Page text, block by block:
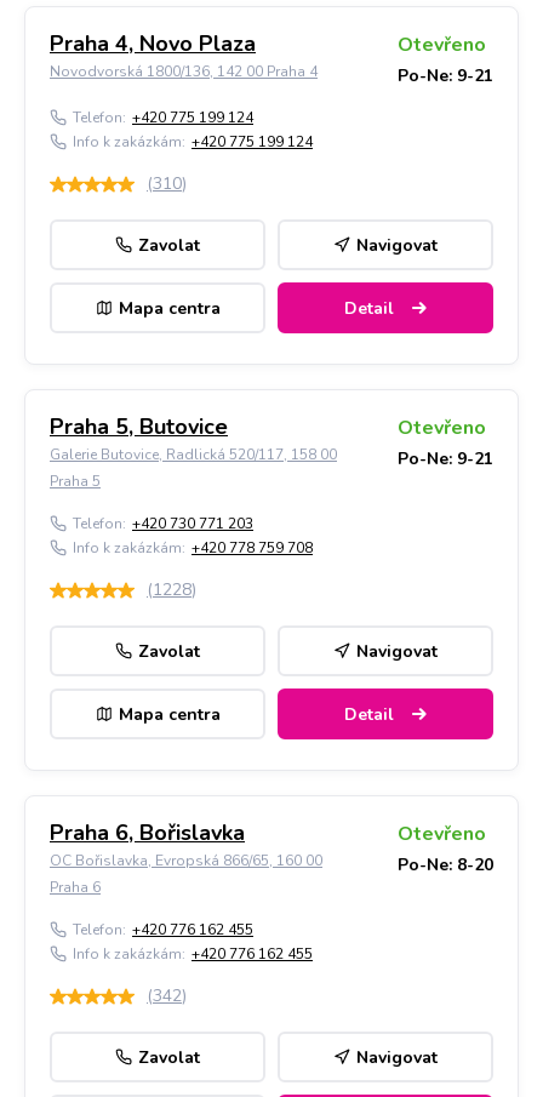
Praha 4, Novo Plaza
Novodvorská 1800/136, 142 00 Praha 4
Otevřeno
Po-Ne: 9-21
Telefon: +420 775 199 124
Info k zakázkám: +420 775 199 124
(310)
Zavolat Navigovat
Mapa centra Detail
Praha 5, Butovice
Galerie Butovice, Radlická 520/117, 158 00
Praha 5
Otevřeno
Po-Ne: 9-21
Telefon: +420 730 771 203
Info k zakázkám: +420 778 759 708
(1228)
Zavolat Navigovat
Mapa centra Detail
Praha 6, Bořislavka
OC Bořislavka, Evropská 866/65, 160 00
Praha 6
Otevřeno
Po-Ne: 8-20
Telefon: +420 776 162 455
Info k zakázkám: +420 776 162 455
(342)
Zavolat Navigovat